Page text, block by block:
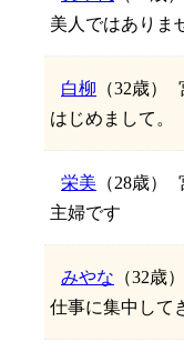
美人ではありま
白柳 （32歳）
はじめまして。
栄美 （28歳）
主婦です
みやな （32歳）
仕事に集中して